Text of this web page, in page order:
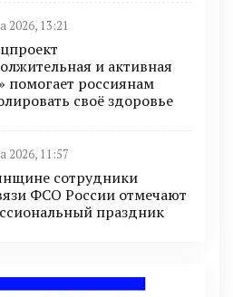
2026, 13:21
и активная
помогает россиянам
своё здоровье
2026, 11:57
сотрудники
ФСО России отмечают
праздник